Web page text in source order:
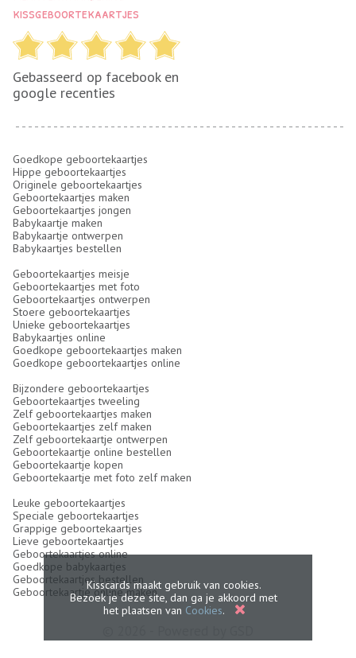
kissgeboortekaartjes
Gebasseerd op facebook en
google recenties
Goedkope geboortekaartjes
Hippe geboortekaartjes
Originele geboortekaartjes
Geboortekaartjes maken
Geboortekaartjes jongen
Babykaartje maken
Babykaartje ontwerpen
Babykaartjes bestellen
Geboortekaartjes meisje
Geboortekaartjes met foto
Geboortekaartjes ontwerpen
Stoere geboortekaartjes
Unieke geboortekaartjes
Babykaartjes online
Goedkope geboortekaartjes maken
Goedkope geboortekaartjes online
Bijzondere geboortekaartjes
Geboortekaartjes tweeling
Zelf geboortekaartjes maken
Geboortekaartjes zelf maken
Zelf geboortekaartje ontwerpen
Geboortekaartje online bestellen
Geboortekaartje kopen
Geboortekaartje met foto zelf maken
Leuke geboortekaartjes
Speciale geboortekaartjes
Grappige geboortekaartjes
Lieve geboortekaartjes
Geboortekaartjes online
Goedkope babykaartjes
Geboortekaartjes bestellen
Geboortekaartje online makenKisscards maakt gebruik van cookies.
Bezoek je deze site, dan ga je akkoord met
het plaatsen van Cookies.